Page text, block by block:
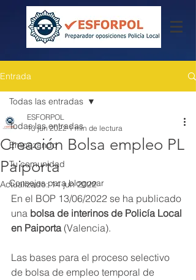
Entrada
Todas las entradas
Empezando
Tu comunidad
Consejos para bloguear
Todas las entradas
Creación Bolsa empleo PL
Paiporta
ESFORPOL
13 jun 2022 1 min de lectura
Actualizado:14 jun 2022
En el BOP 13/06/2022 se ha publicado
una bolsa de interinos de Policía Local
en Paiporta (Valencia).
Las bases para el proceso selectivo
de bolsa de empleo temporal de